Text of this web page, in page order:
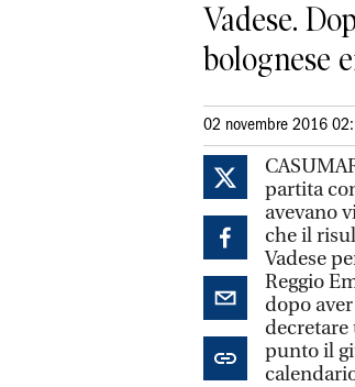
Vadese.
bolognese
02 novembre 2016
partita
avevano
che il
Vadese
Reggio
dopo
punto il